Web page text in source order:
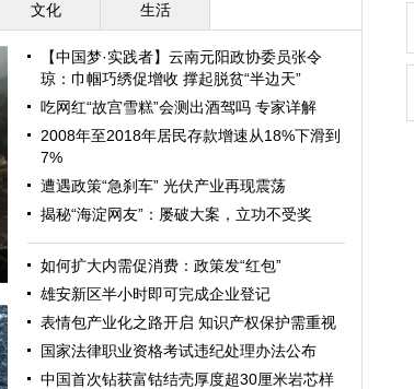
文化 生活
【中国梦·实践者】云南元阳政协委员张令
琼：巾帼巧绣促增收 撑起脱贫“半边天”
吃网红“故宫雪糕”会测出酒驾吗 专家详解
2008年至2018年居民存款增速从18%下滑到
7%
遭遇政策“急刹车” 光伏产业再现震荡
揭秘“海淀网友”：屡破大案，立功不受奖
如何扩大内需促消费：政策发“红包”
雄安新区半小时即可完成企业登记
表情包产业化之路开启 知识产权保护需重视
国家法律职业资格考试违纪处理办法公布
中国首次钻获富钴结壳厚度超30厘米岩芯样